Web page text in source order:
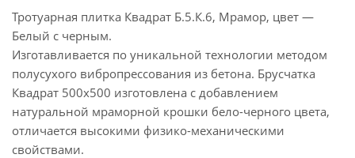
Тротуарная плитка Квадрат Б.5.К.6, Мрамор, цвет —
Белый с черным.
Изготавливается по уникальной технологии методом
полусухого вибропрессования из бетона. Брусчатка
Квадрат 500х500 изготовлена с добавлением
натуральной мраморной крошки бело-черного цвета,
отличается высокими физико-механическими
свойствами.